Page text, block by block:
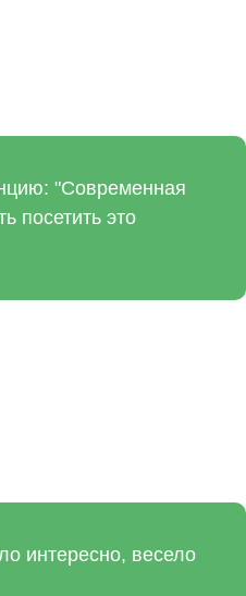
"Современная
посетить это
интересно, весело